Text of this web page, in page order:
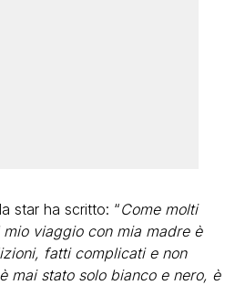
star ha scritto: “Come molti
viaggio con mia madre è
fatti complicati e non
mai stato solo bianco e nero, è